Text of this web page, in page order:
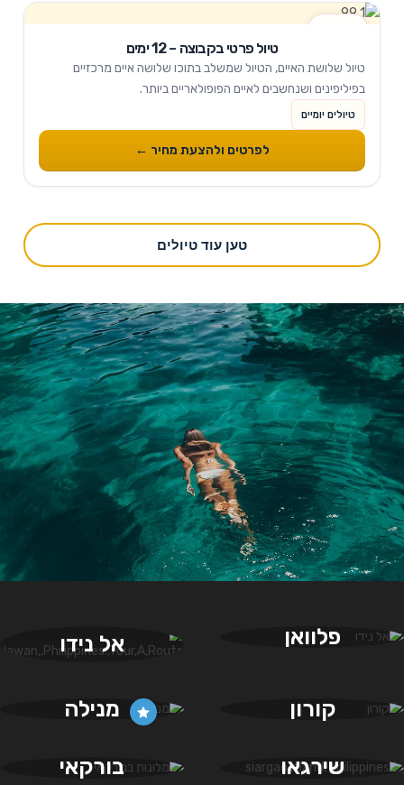
טיול פרטי בקבוצה – 12 ימים
טיול שלושת האיים, הטיול שמשלב בתוכו שלושה איים מרכזיים
בפיליפינים ושנחשבים לאיים הפופולאריים ביותר.
טיולים יומיים
לפרטים ולהצעת מחיר ←
טען עוד טיולים
פלוואן אל נידו
קורון מנילה
שירגאו בורקאי